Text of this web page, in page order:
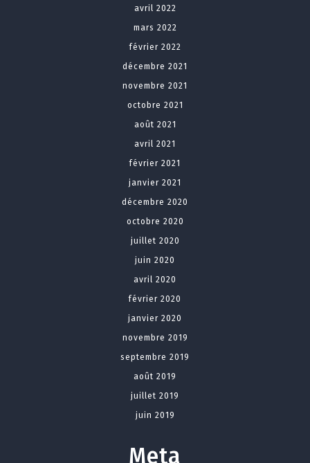
avril 2022
mars 2022
février 2022
décembre 2021
novembre 2021
octobre 2021
août 2021
avril 2021
février 2021
janvier 2021
décembre 2020
octobre 2020
juillet 2020
juin 2020
avril 2020
février 2020
janvier 2020
novembre 2019
septembre 2019
août 2019
juillet 2019
juin 2019
Meta